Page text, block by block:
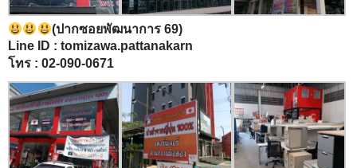
(ปากซอยพัฒนาการ 69)
Line ID : tomizawa.pattanakarn
โทร : 02-090-0671